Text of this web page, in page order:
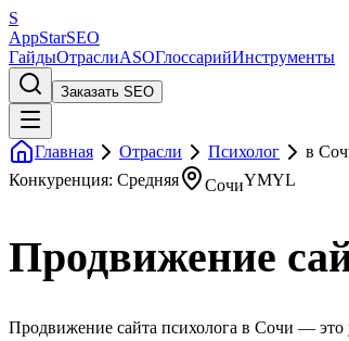
S
AppStarSEO
ГайдыОтраслиASOГлоссарийИнструменты
Заказать SEO
Главная Отрасли Психолог
в
Конкуренция: Средняя
СочиYMYL
Продвижение
Продвижение сайта психолога в Сочи — это